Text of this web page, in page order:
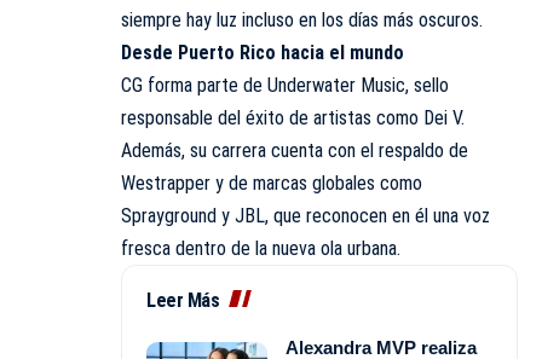
siempre hay luz incluso en los días más oscuros.
Desde Puerto Rico hacia el mundo
CG forma parte de Underwater Music, sello
responsable del éxito de artistas como Dei V.
Además, su carrera cuenta con el respaldo de
Westrapper y de marcas globales como
Sprayground y JBL, que reconocen en él una voz
fresca dentro de la nueva ola urbana.
Leer Más
Alexandra MVP realiza